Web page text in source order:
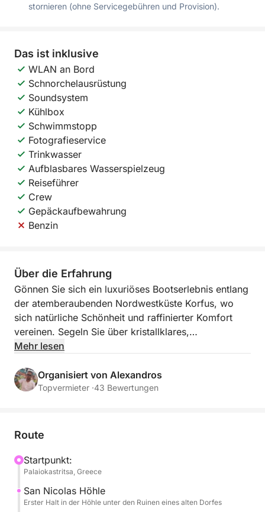
stornieren (ohne Servicegebühren und Provision).
Das ist inklusive
WLAN an Bord
Schnorchelausrüstung
Soundsystem
Kühlbox
Schwimmstopp
Fotografieservice
Trinkwasser
Aufblasbares Wasserspielzeug
Reiseführer
Crew
Gepäckaufbewahrung
Benzin
Über die Erfahrung
Gönnen Sie sich ein luxuriöses Bootserlebnis entlang
der atemberaubenden Nordwestküste Korfus, wo
sich natürliche Schönheit und raffinierter Komfort
vereinen. Segeln Sie über kristallklares,
türkisfarbenes Wasser, vorbei an imposanten
die nur vom Meer aus erreichbar sind. Entspannen
Sie sich stilvoll an Bord und genießen Sie die sanfte
eine besondere Möglichkeit, Korfus unberührte Küste
Entspannung und unvergessliche Momente im
Ionischen Meer suchen.
Mehr lesen
Organisiert von Alexandros
Topvermieter ·43 Bewertungen
Route
Startpunkt:
Palaiokastritsa, Greece
San Nicolas Höhle
Erster Halt in der Höhle unter den Ruinen eines alten Dorfes